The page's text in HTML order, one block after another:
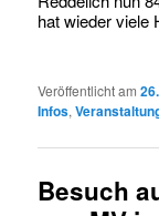
hat wieder viele
Veröffentlicht am
Infos,
Besuch